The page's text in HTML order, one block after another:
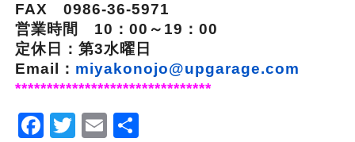
FAX 0986-36-5971
営業時間 10：00～19：00
定休日：第3水曜日
Email： miyakonojo@upgarage.com
*******************************
Facebook
Twitter
EmailShare